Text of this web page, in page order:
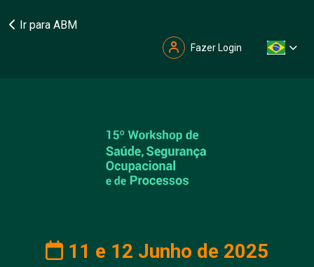
Ir para ABM
Fazer Login
11 e 12 Junho de 2025